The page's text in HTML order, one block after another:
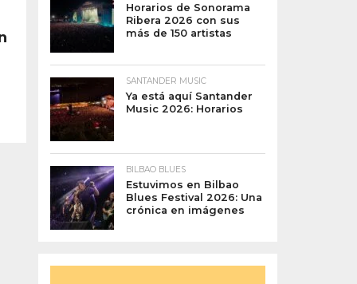
Horarios de Sonorama
Ribera 2026 con sus
más de 150 artistas
SANTANDER MUSIC
Ya está aquí Santander
Music 2026: Horarios
BILBAO BLUES
Estuvimos en Bilbao
Blues Festival 2026: Una
crónica en imágenes